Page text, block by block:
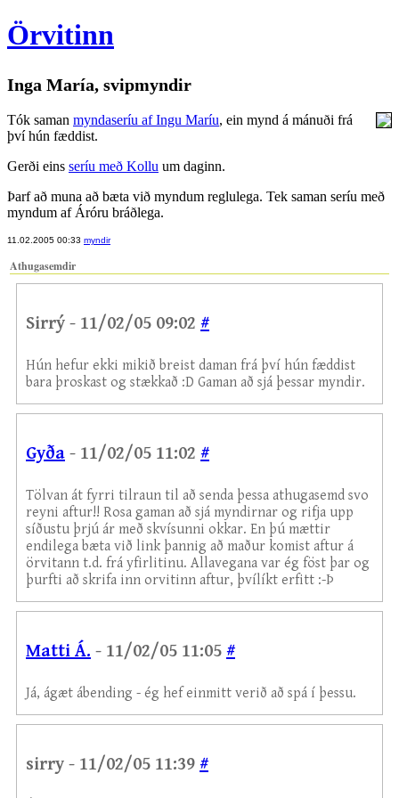
Örvitinn
Inga María, svipmyndir
Tók saman myndaseríu af Ingu Maríu, ein mynd á mánuði frá
því hún fæddist.
Gerði eins seríu með Kollu um daginn.
Þarf að muna að bæta við myndum reglulega. Tek saman seríu með
myndum af Áróru bráðlega.
11.02.2005 00:33 myndir
Athugasemdir
Sirrý - 11/02/05 09:02 #
Hún hefur ekki mikið breist daman frá því hún fæddist
bara þroskast og stækkað :D Gaman að sjá þessar myndir.
Gyða - 11/02/05 11:02 #
Tölvan át fyrri tilraun til að senda þessa athugasemd svo
reyni aftur!! Rosa gaman að sjá myndirnar og rifja upp
síðustu þrjú ár með skvísunni okkar. En þú mættir
endilega bæta við link þannig að maður komist aftur á
örvitann t.d. frá yfirlitinu. Allavegana var ég föst þar og
þurfti að skrifa inn orvitinn aftur, þvílíkt erfitt :-Þ
Matti Á. - 11/02/05 11:05 #
Já, ágæt ábending - ég hef einmitt verið að spá í þessu.
sirry - 11/02/05 11:39 #